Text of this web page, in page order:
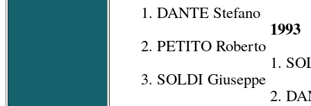
1. DANTE Stefano
2. PETITO Roberto
3. SOLDI Giuseppe
1993
1.
2.